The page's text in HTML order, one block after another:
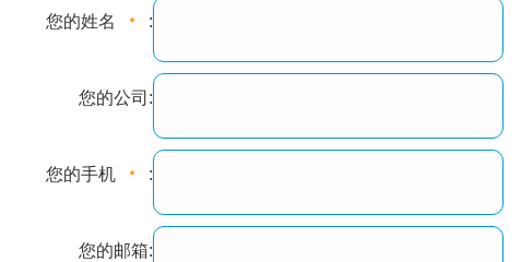
您的姓名 :
您的公司:
您的手机 :
您的邮箱: